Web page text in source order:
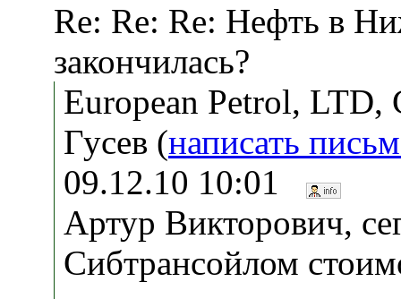
Re: Re: Re: Нефть в
закончилась?
European Petrol, LTD,
Гусeв (написать
09.12.10 10:01
Артур Викторович,
Сибтрансойлом